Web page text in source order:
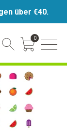
über €40.
0